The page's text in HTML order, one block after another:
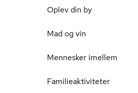
Oplev din by
Mad og vin
Mennesker imellem
Familieaktiviteter